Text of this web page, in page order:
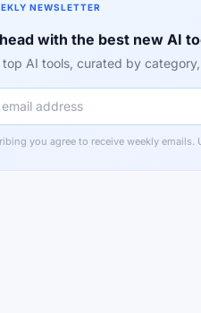
NEWSLETTER
with the best new AI
top AI tools, curated by
you agree to receive weekly emails.